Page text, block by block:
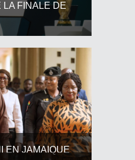
LA FINALE DE
EN JAMAIQUE